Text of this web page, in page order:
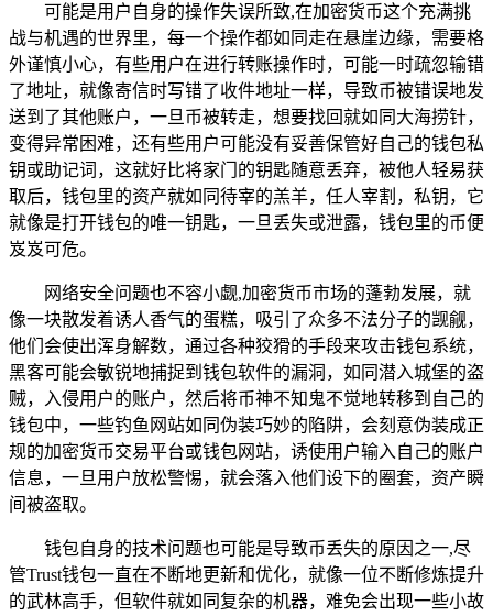
可能是用户自身的操作失误所致,在加密货币这个充满挑
战与机遇的世界里，每一个操作都如同走在悬崖边缘，需要格
外谨慎小心，有些用户在进行转账操作时，可能一时疏忽输错
了地址，就像寄信时写错了收件地址一样，导致币被错误地发
送到了其他账户，一旦币被转走，想要找回就如同大海捞针，
变得异常困难，还有些用户可能没有妥善保管好自己的钱包私
钥或助记词，这就好比将家门的钥匙随意丢弃，被他人轻易获
取后，钱包里的资产就如同待宰的羔羊，任人宰割，私钥，它
就像是打开钱包的唯一钥匙，一旦丢失或泄露，钱包里的币便
岌岌可危。
网络安全问题也不容小觑,加密货币市场的蓬勃发展，就
像一块散发着诱人香气的蛋糕，吸引了众多不法分子的觊觎，
他们会使出浑身解数，通过各种狡猾的手段来攻击钱包系统，
黑客可能会敏锐地捕捉到钱包软件的漏洞，如同潜入城堡的盗
贼，入侵用户的账户，然后将币神不知鬼不觉地转移到自己的
钱包中，一些钓鱼网站如同伪装巧妙的陷阱，会刻意伪装成正
规的加密货币交易平台或钱包网站，诱使用户输入自己的账户
信息，一旦用户放松警惕，就会落入他们设下的圈套，资产瞬
间被盗取。
钱包自身的技术问题也可能是导致币丢失的原因之一,尽
管Trust钱包一直在不断地更新和优化，就像一位不断修炼提升
的武林高手，但软件就如同复杂的机器，难免会出现一些小故